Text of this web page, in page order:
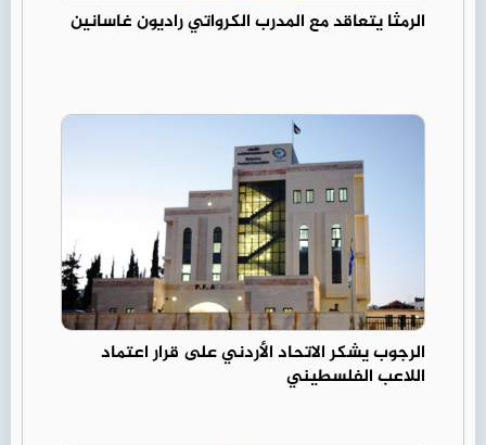
الرمثا يتعاقد مع المدرب الكرواتي راديون غاسانين
الرجوب يشكر الاتحاد الأردني على قرار اعتماد
اللاعب الفلسطيني